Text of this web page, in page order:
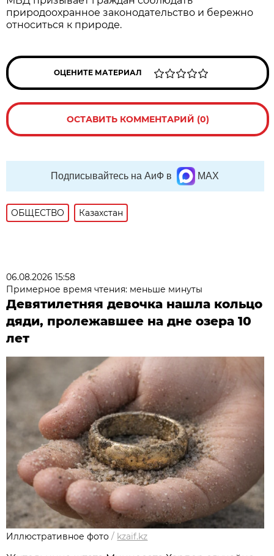
природоохранное законодательство и бережно
относиться к природе.
ОЦЕНИТЕ МАТЕРИАЛ
ОСТАВИТЬ КОММЕНТАРИЙ (0)
Подписывайтесь на АиФ в MAX
ОБЩЕСТВО Казахстан
06.08.2026 15:58
Примерное время чтения: меньше минуты
Девятилетняя девочка нашла кольцо
дяди, пролежавшее на дне озера 10
лет
Иллюстративное фото / kzaif.kz